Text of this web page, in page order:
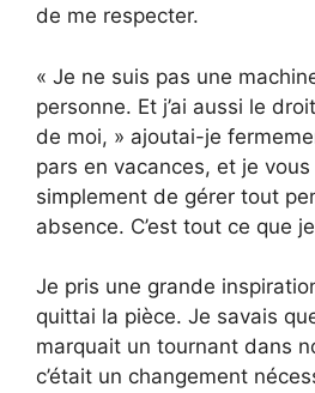
de me respecter.
« Je ne suis pas une
personne. Et j’ai aussi le
de moi, » ajoutai-je
pars en vacances, et je
simplement de gérer tout
absence. C’est tout ce que
Je pris une grande
quittai la pièce. Je savais
marquait un tournant dans
c’était un changement